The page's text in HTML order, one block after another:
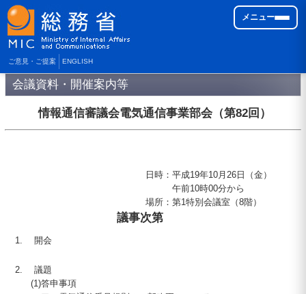
ご意見・ご提案 ENGLISH
メニュー
会議資料・開催案内等
情報通信審議会電気通信事業部会（第82回）
日時： 平成19年10月 26日（金）
午前10時00分から
場所： 第1特別会議室（8階）
議事次第
開会
議題
(1)答申事項